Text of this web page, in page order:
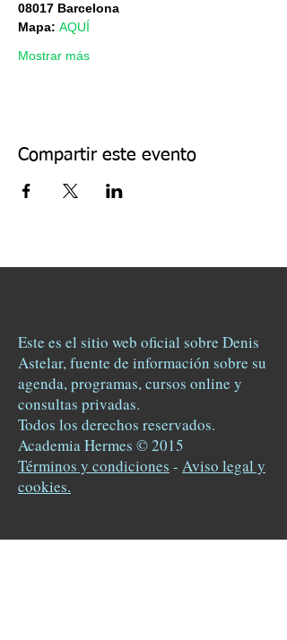
08017 Barcelona
Mapa: AQUÍ
Mostrar más
Compartir este evento
Este es el sitio web oficial sobre Denis
Astelar, fuente de información sobre su
agenda, programas, cursos online y
consultas privadas.
Todos los derechos reservados.
Academia Hermes © 2015
Términos y condiciones - Aviso legal y
cookies.